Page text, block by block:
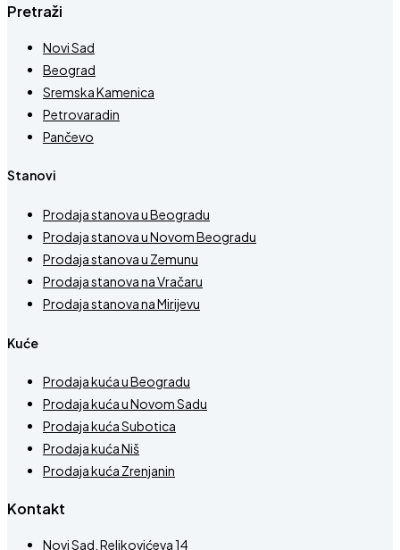
Pretraži
Novi Sad
Beograd
Sremska Kamenica
Petrovaradin
Pančevo
Stanovi
Prodaja stanova u Beogradu
Prodaja stanova u Novom Beogradu
Prodaja stanova u Zemunu
Prodaja stanova na Vračaru
Prodaja stanova na Mirijevu
Kuće
Prodaja kuća u Beogradu
Prodaja kuća u Novom Sadu
Prodaja kuća Subotica
Prodaja kuća Niš
Prodaja kuća Zrenjanin
Kontakt
Novi Sad, Reljkovićeva 14